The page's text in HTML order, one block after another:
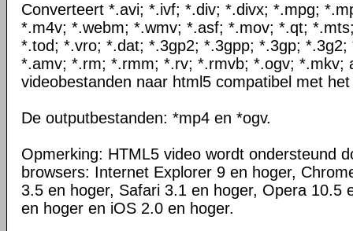
Converteert *.avi; *.ivf; *.div; *.divx; *.mpg;
*.m4v; *.webm; *.wmv; *.asf; *.mov; *.qt;
*.tod; *.vro; *.dat; *.3gp2; *.3gpp; *.3gp;
*.amv; *.rm; *.rmm; *.rv; *.rmvb; *.ogv; *.mkv;
videobestanden naar html5 compatibel met
De outputbestanden: *mp4 en *ogv.
Opmerking: HTML5 video wordt ondersteund
browsers: Internet Explorer 9 en hoger,
3.5 en hoger, Safari 3.1 en hoger, Opera 10.5
en hoger en iOS 2.0 en hoger.